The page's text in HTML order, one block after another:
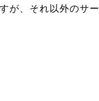
が、それ以外のサー